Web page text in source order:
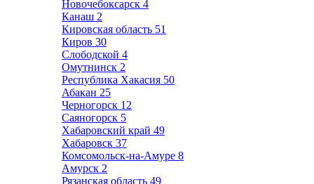
Новочебоксарск 4
Канаш 2
Кировская область 51
Киров 30
Слободской 4
Омутнинск 2
Республика Хакасия 50
Абакан 25
Черногорск 12
Саяногорск 5
Хабаровский край 49
Хабаровск 37
Комсомольск-на-Амуре 8
Амурск 2
Рязанская область 49